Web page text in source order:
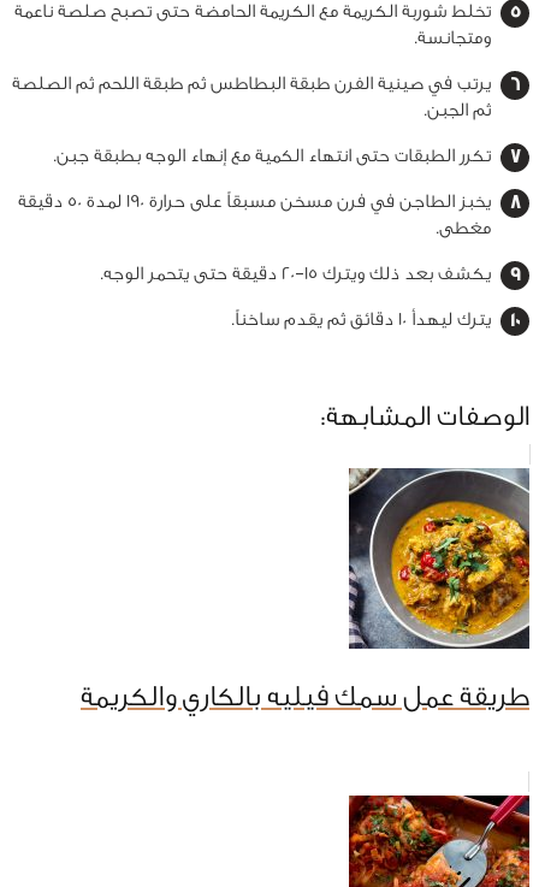
تخلط شوربة الكريمة مع الكريمة الحامضة حتى تصبح صلصة ناعمة
ومتجانسة.
يرتب في صينية الفرن طبقة البطاطس ثم طبقة اللحم ثم الصلصة
ثم الجبن.
تكرر الطبقات حتى انتهاء الكمية مع إنهاء الوجه بطبقة جبن.
يخبز الطاجن في فرن مسخن مسبقاً على حرارة 190 لمدة 50 دقيقة
مغطى.
يكشف بعد ذلك ويترك 15–20 دقيقة حتى يتحمر الوجه.
يترك ليهدأ 10 دقائق ثم يقدم ساخناً.
الوصفات المشابهة:
طريقة عمل سمك فيليه بالكاري والكريمة